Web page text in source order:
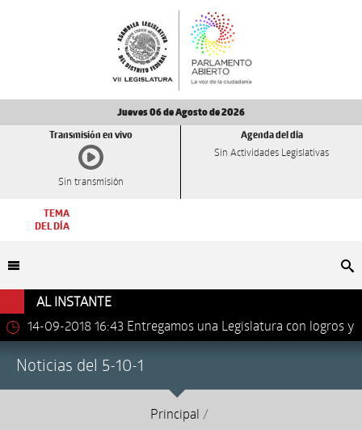
Jueves 06 de Agosto de 2026
Transmisión en vivo
Sin transmisión
Agenda del día
Sin Actividades Legislativas
TEMA
DEL DÍA
AL INSTANTE
14-09-2018 16:43 Entregamos una Legislatura con logros y
Noticias del 5-10-1
Principal /